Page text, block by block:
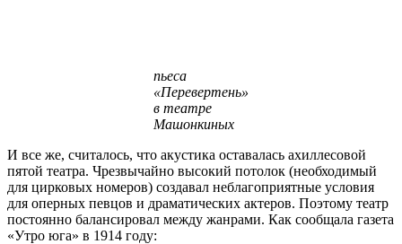
пьеса
«Перевертень»
в театре
Машонкиных
И все же, считалось, что акустика оставалась ахиллесовой
пятой театра. Чрезвычайно высокий потолок (необходимый
для цирковых номеров) создавал неблагоприятные условия
для оперных певцов и драматических актеров. Поэтому театр
постоянно балансировал между жанрами. Как сообщала газета
«Утро юга» в 1914 году: